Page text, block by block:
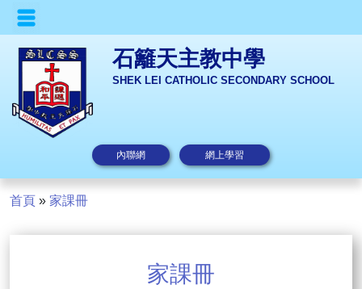
石籬天主教中學
SHEK LEI CATHOLIC SECONDARY SCHOOL
內聯網 網上學習
首頁 » 家課冊
家課冊